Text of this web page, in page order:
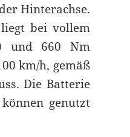
Hinterachse.
bei vollem
und 660 Nm
km/h, gemäß
Die Batterie
genutzt